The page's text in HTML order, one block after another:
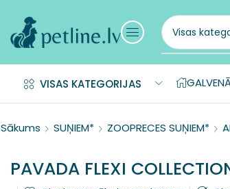
VISAS KATEGORIJAS
Sākums SUŅIEM* ZOOPRECES SUŅIEM*
PAVADA FLEXI